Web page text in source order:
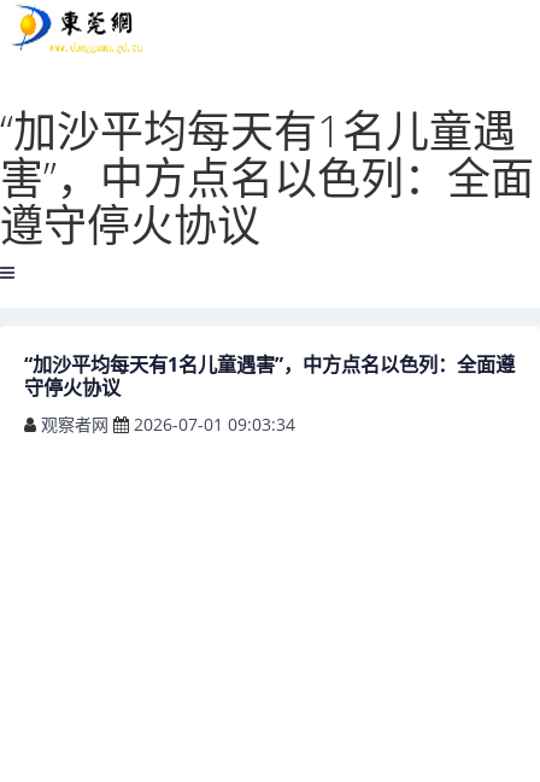
“加沙平均每天有1名儿童遇
害”，中方点名以色列：全面
遵守停火协议
“加沙平均每天有1名儿童遇害”，中方点名以色列：全面遵
守停火协议
观察者网 2026-07-01 09:03:34